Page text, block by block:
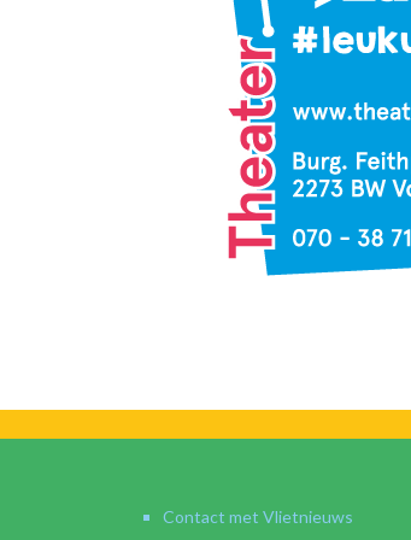
Contact met Vlietnieuws